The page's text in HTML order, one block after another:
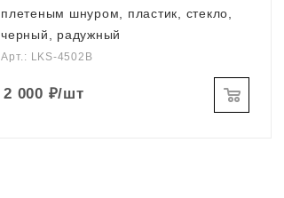
плетеным шнуром, пластик, стекло,
черный, радужный
Арт.: LKS-4502В
2 000 ₽/шт